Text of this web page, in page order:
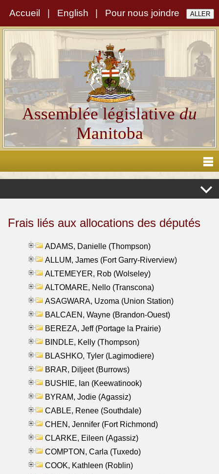
Accueil English Pour nous joindre
Assemblée législativedu
Manitoba
Frais liés aux allocations des députés
ADAMS, Danielle (Thompson)
ALLUM, James (Fort Garry-Riverview)
ALTEMEYER, Rob (Wolseley)
ALTOMARE, Nello (Transcona)
ASAGWARA, Uzoma (Union Station)
BALCAEN, Wayne (Brandon-Ouest)
BEREZA, Jeff (Portage la Prairie)
BINDLE, Kelly (Thompson)
BLASHKO, Tyler (Lagimodiere)
BRAR, Diljeet (Burrows)
BUSHIE, Ian (Keewatinook)
BYRAM, Jodie (Agassiz)
CABLE, Renee (Southdale)
CHEN, Jennifer (Fort Richmond)
CLARKE, Eileen (Agassiz)
COMPTON, Carla (Tuxedo)
COOK, Kathleen (Roblin)